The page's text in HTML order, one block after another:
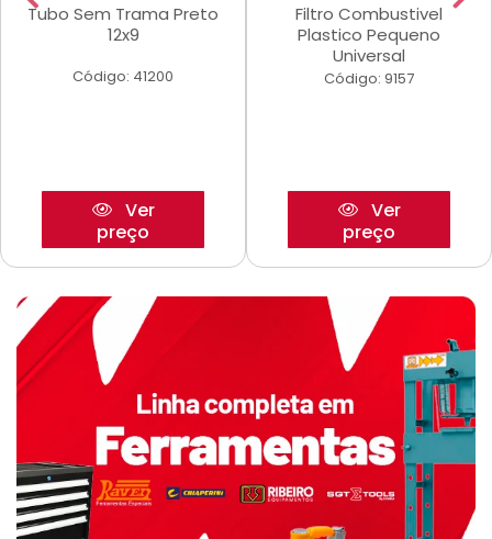
Tubo Sem Trama Preto
12x9
Código: 41200
Ver
preço
Filtro Combustivel
Plastico Pequeno
Universal
Código: 9157
Ver
preço